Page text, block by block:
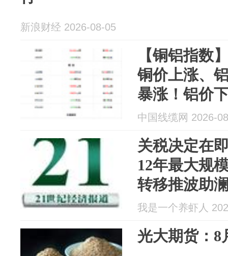
新浪财经 2026-08-05
【铜铝指数
铜价上涨、
暴涨！铝价
中国线缆网 2026-
关税决定在
12年最大规
转移推波助
我是一个养虾人
光大期货：8